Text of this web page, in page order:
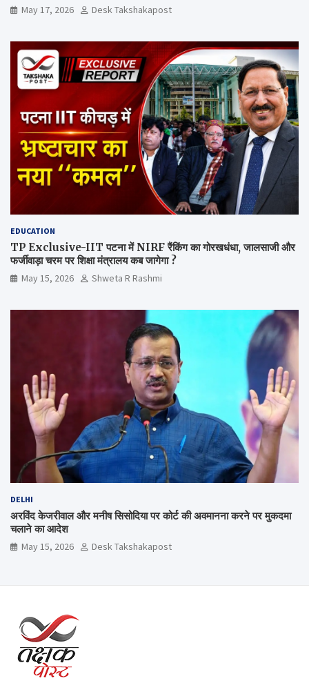
May 17, 2026 Desk Takshakapost
EDUCATION
TP Exclusive-IIT पटना में NIRF रैंकिंग का गोरखधंधा, जालसाजी और
फर्जीवाड़ा चरम पर शिक्षा मंत्रालय कब जागेगा ?
May 15, 2026 Shweta R Rashmi
DELHI
अरविंद केजरीवाल और मनीष सिसोदिया पर कोर्ट की अवमानना करने पर मुकदमा
चलाने का आदेश
May 15, 2026 Desk Takshakapost